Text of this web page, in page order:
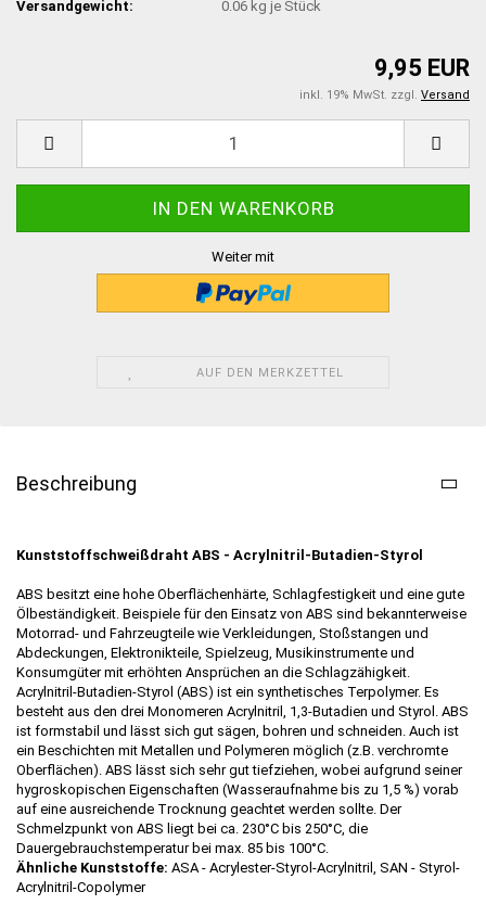
Versandgewicht:
0.06 kg je Stück
9,95 EUR
inkl. 19% MwSt. zzgl. Versand
Weiter mit
AUF DEN MERKZETTEL
Beschreibung
Kunststoffschweißdraht ABS - Acrylnitril-Butadien-Styrol
ABS besitzt eine hohe Oberflächenhärte, Schlagfestigkeit und eine gute
Ölbeständigkeit. Beispiele für den Einsatz von ABS sind bekannterweise
Motorrad- und Fahrzeugteile wie Verkleidungen, Stoßstangen und
Abdeckungen, Elektronikteile, Spielzeug, Musikinstrumente und
Konsumgüter mit erhöhten Ansprüchen an die Schlagzähigkeit.
Acrylnitril-Butadien-Styrol (ABS) ist ein synthetisches Terpolymer. Es
besteht aus den drei Monomeren Acrylnitril, 1,3-Butadien und Styrol. ABS
ist formstabil und lässt sich gut sägen, bohren und schneiden. Auch ist
ein Beschichten mit Metallen und Polymeren möglich (z.B. verchromte
Oberflächen). ABS lässt sich sehr gut tiefziehen, wobei aufgrund seiner
hygroskopischen Eigenschaften (Wasseraufnahme bis zu 1,5 %) vorab
auf eine ausreichende Trocknung geachtet werden sollte. Der
Schmelzpunkt von ABS liegt bei ca. 230°C bis 250°C, die
Dauergebrauchstemperatur bei max. 85 bis 100°C.
Ähnliche Kunststoffe: ASA - Acrylester-Styrol-Acrylnitril, SAN - Styrol-
Acrylnitril-Copolymer